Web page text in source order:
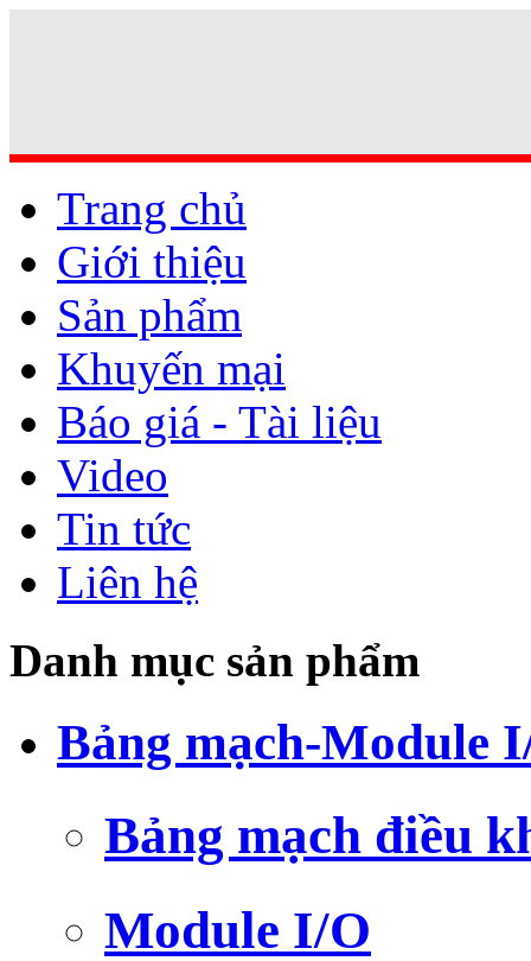
Trang chủ
Giới thiệu
Sản phẩm
Khuyến mại
Báo giá - Tài liệu
Video
Tin tức
Liên hệ
Danh mục sản phẩm
Bảng mạch-Module
Bảng mạch điều
Module I/O